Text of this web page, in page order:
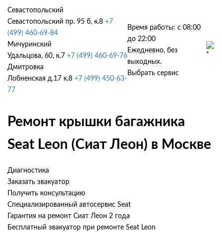
Севастопольский
Севастопольский пр. 95 б, к.8 +7
(499) 460-69-84
Мичуринский
Удальцова, 60, к.7 +7 (499) 460-69-76
Дмитровка
Лобненская д.17 к.8 +7 (499) 450-63-
77
Время работы: с 08:00
до 22:00
Ежедневно, без
выходных.
Выбрать сервис
Ремонт крышки багажника
Seat Leon (Сиат Леон) в Москве
Диагностика
Заказать эвакуатор
Получить консультацию
Специализированный автосервис Seat
Гарантия на ремонт Сиат Леон 2 года
Бесплатный эвакуатор при ремонте Seat Leon